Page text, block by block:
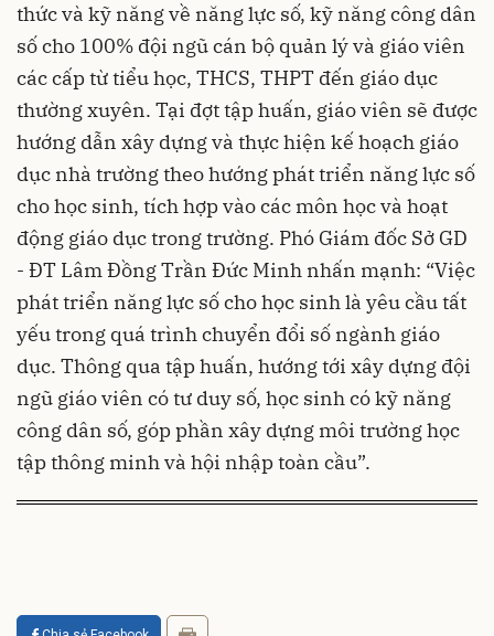
thức và kỹ năng về năng lực số, kỹ năng công dân
số cho 100% đội ngũ cán bộ quản lý và giáo viên
các cấp từ tiểu học, THCS, THPT đến giáo dục
thường xuyên. Tại đợt tập huấn, giáo viên sẽ được
hướng dẫn xây dựng và thực hiện kế hoạch giáo
dục nhà trường theo hướng phát triển năng lực số
cho học sinh, tích hợp vào các môn học và hoạt
động giáo dục trong trường. Phó Giám đốc Sở GD
- ĐT Lâm Đồng Trần Đức Minh nhấn mạnh: “Việc
phát triển năng lực số cho học sinh là yêu cầu tất
yếu trong quá trình chuyển đổi số ngành giáo
dục. Thông qua tập huấn, hướng tới xây dựng đội
ngũ giáo viên có tư duy số, học sinh có kỹ năng
công dân số, góp phần xây dựng môi trường học
tập thông minh và hội nhập toàn cầu”.